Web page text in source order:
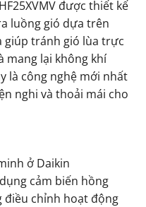
được thiết kế
luồng gió dựa trên
giúp tránh gió lùa trực
mang lại không khí
là công nghệ mới nhất
nghi và thoải mái cho
ở Daikin
dụng cảm biến hồng
điều chỉnh hoạt động